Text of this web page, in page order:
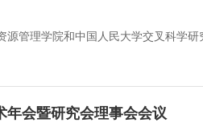
民大学交叉科学研究院共同主办。 时间： 2022年10月
年会暨研究会理事会会议